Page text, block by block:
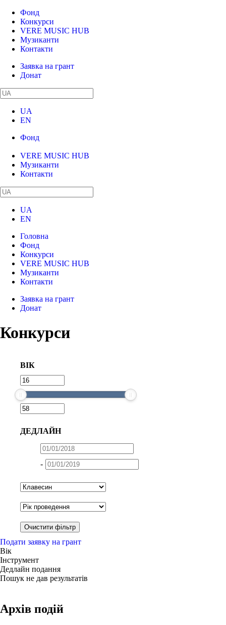
Фонд
Конкурси
VERE MUSIC HUB
Музиканти
Контакти
Заявка на грант
Донат
UA
EN
Фонд
VERE MUSIC HUB
Музиканти
Контакти
UA
EN
Головна
Фонд
Конкурси
VERE MUSIC HUB
Музиканти
Контакти
Заявка на грант
Донат
Конкурси
ВІК
ДЕДЛАЙН
-
Подати заявку на грант
Вік
Інструмент
Дедлайн подання
Пошук не дав результатів
Архів подій